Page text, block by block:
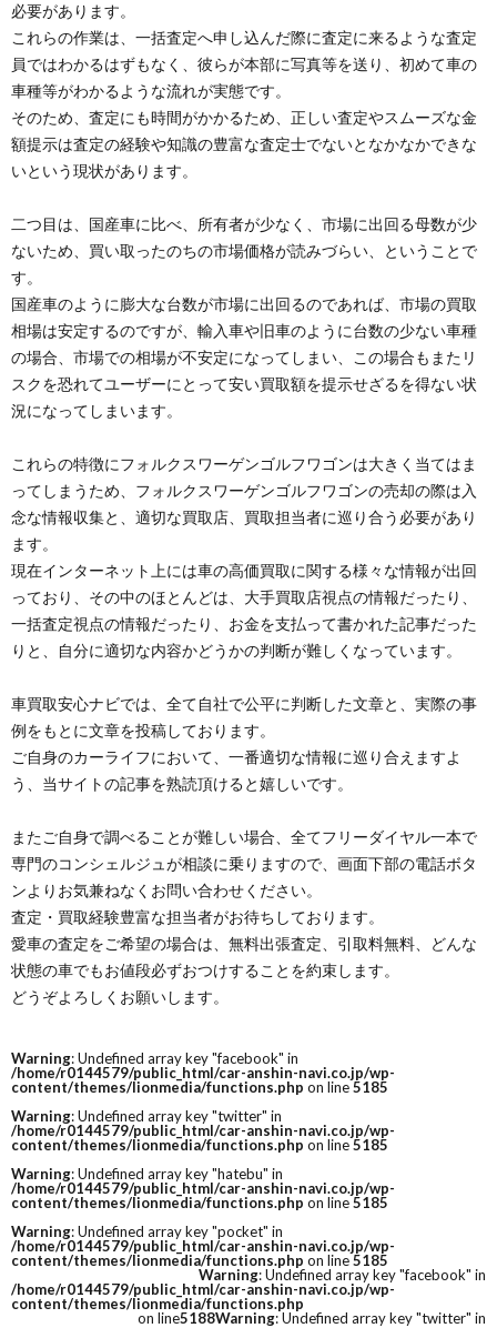
必要があります。
これらの作業は、一括査定へ申し込んだ際に査定に来るような査定
員ではわかるはずもなく、彼らが本部に写真等を送り、初めて車の
車種等がわかるような流れが実態です。
そのため、査定にも時間がかかるため、正しい査定やスムーズな金
額提示は査定の経験や知識の豊富な査定士でないとなかなかできな
いという現状があります。
二つ目は、国産車に比べ、所有者が少なく、市場に出回る母数が少
ないため、買い取ったのちの市場価格が読みづらい、ということで
す。
国産車のように膨大な台数が市場に出回るのであれば、市場の買取
相場は安定するのですが、輸入車や旧車のように台数の少ない車種
の場合、市場での相場が不安定になってしまい、この場合もまたリ
スクを恐れてユーザーにとって安い買取額を提示せざるを得ない状
況になってしまいます。
これらの特徴にフォルクスワーゲンゴルフワゴンは大きく当てはま
ってしまうため、フォルクスワーゲンゴルフワゴンの売却の際は入
念な情報収集と、適切な買取店、買取担当者に巡り合う必要があり
ます。
現在インターネット上には車の高価買取に関する様々な情報が出回
っており、その中のほとんどは、大手買取店視点の情報だったり、
一括査定視点の情報だったり、お金を支払って書かれた記事だった
りと、自分に適切な内容かどうかの判断が難しくなっています。
車買取安心ナビでは、全て自社で公平に判断した文章と、実際の事
例をもとに文章を投稿しております。
ご自身のカーライフにおいて、一番適切な情報に巡り合えますよ
う、当サイトの記事を熟読頂けると嬉しいです。
またご自身で調べることが難しい場合、全てフリーダイヤル一本で
専門のコンシェルジュが相談に乗りますので、画面下部の電話ボタ
ンよりお気兼ねなくお問い合わせください。
査定・買取経験豊富な担当者がお待ちしております。
愛車の査定をご希望の場合は、無料出張査定、引取料無料、どんな
状態の車でもお値段必ずおつけすることを約束します。
どうぞよろしくお願いします。
Warning: Undefined array key "facebook" in
/home/r0144579/public_html/car-anshin-navi.co.jp/wp-
content/themes/lionmedia/functions.php on line5185
Warning: Undefined array key "twitter" in
/home/r0144579/public_html/car-anshin-navi.co.jp/wp-
content/themes/lionmedia/functions.php on line5185
Warning: Undefined array key "hatebu" in
/home/r0144579/public_html/car-anshin-navi.co.jp/wp-
content/themes/lionmedia/functions.php on line5185
Warning: Undefined array key "pocket" in
/home/r0144579/public_html/car-anshin-navi.co.jp/wp-
content/themes/lionmedia/functions.php on line5185
Warning: Undefined array key "facebook" in
/home/r0144579/public_html/car-anshin-navi.co.jp/wp-
content/themes/lionmedia/functions.php
on line5188Warning: Undefined array key "twitter" in